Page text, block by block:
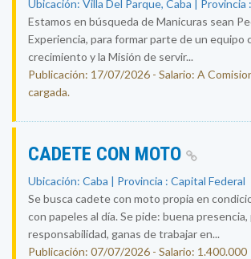
Ubicación: Villa Del Parque, Caba | Provincia
Estamos en búsqueda de Manicuras sean
Experiencia, para formar parte de un equipo
crecimiento y la Misión de servir...
Publicación: 17/07/2026 - Salario: A
cargada.
CADETE CON MOTO
Ubicación: Caba | Provincia : Capital Federal
Se busca cadete con moto propia en
con papeles al día. Se pide: buena
responsabilidad, ganas de trabajar en...
Publicación: 07/07/2026 - Salario: 1.400.000